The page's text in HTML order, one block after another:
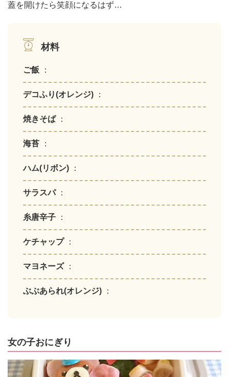
蓋を開けたら笑顔になるはず…
材料
ご飯 ：
デコふり(オレンジ) ：
焼きそば ：
海苔 ：
ハム(リボン) ：
サラスパ ：
糸唐辛子 ：
ケチャップ ：
マヨネーズ ：
ぶぶあられ(オレンジ) ：
女の子おにぎり